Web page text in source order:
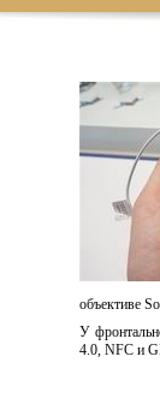
объективе
У
4.0, NFC и